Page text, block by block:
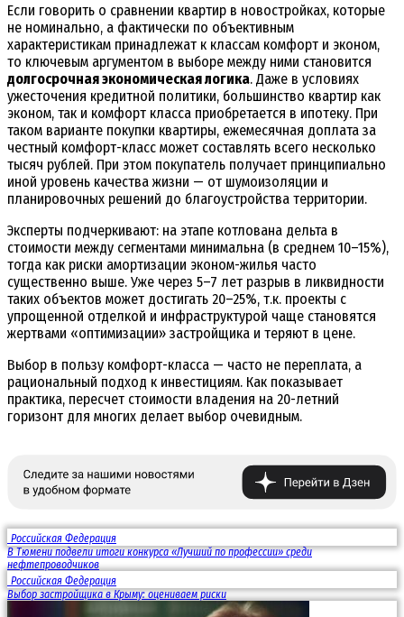
Если говорить о сравнении квартир в новостройках, которые
не номинально, а фактически по объективным
характеристикам принадлежат к классам комфорт и эконом,
то ключевым аргументом в выборе между ними становится
долгосрочная экономическая логика. Даже в условиях
ужесточения кредитной политики, большинство квартир как
эконом, так и комфорт класса приобретается в ипотеку. При
таком варианте покупки квартиры, ежемесячная доплата за
честный комфорт-класс может составлять всего несколько
тысяч рублей. При этом покупатель получает принципиально
иной уровень качества жизни — от шумоизоляции и
планировочных решений до благоустройства территории.
Эксперты подчеркивают: на этапе котлована дельта в
стоимости между сегментами минимальна (в среднем 10–15%),
тогда как риски амортизации эконом-жилья часто
существенно выше. Уже через 5–7 лет разрыв в ликвидности
таких объектов может достигать 20–25%, т.к. проекты с
упрощенной отделкой и инфраструктурой чаще становятся
жертвами «оптимизации» застройщика и теряют в цене.
Выбор в пользу комфорт-класса — часто не переплата, а
рациональный подход к инвестициям. Как показывает
практика, пересчет стоимости владения на 20-летний
горизонт для многих делает выбор очевидным.
Российская Федерация
В Тюмени подвели итоги конкурса «Лучший по профессии» среди
нефтепроводчиков
Российская Федерация
Выбор застройщика в Крыму: оцениваем риски